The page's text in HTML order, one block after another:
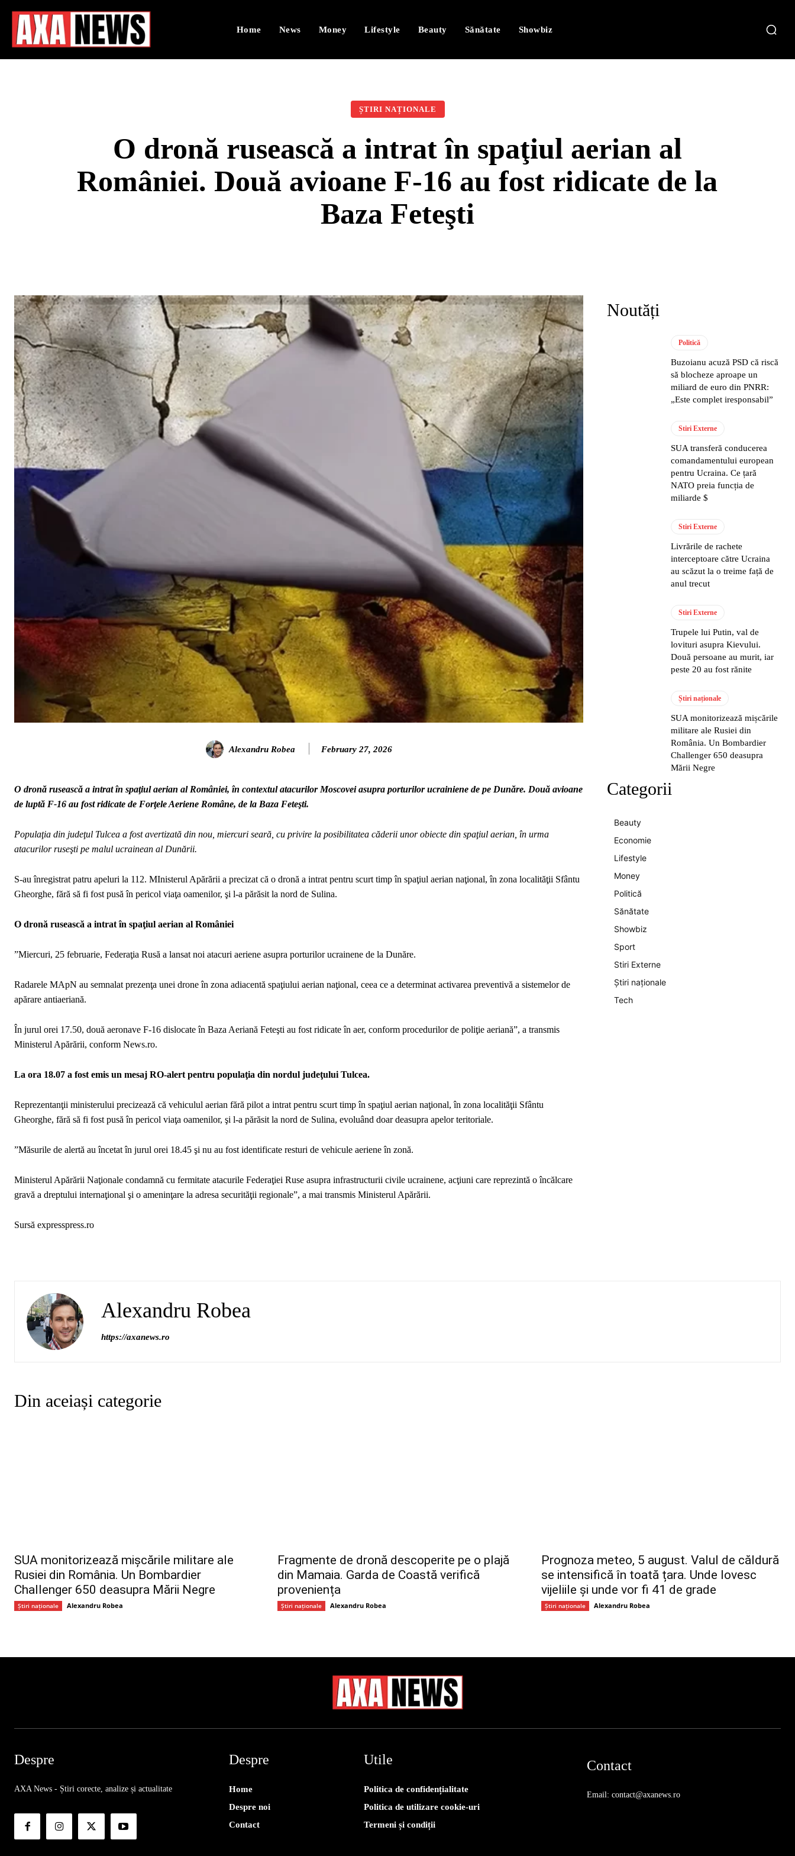
Home News Money Lifestyle Beauty Sănătate Showbiz
ȘTIRI NAȚIONALE
O dronă rusească a intrat în spaţiul aerian al
României. Două avioane F-16 au fost ridicate de la
Baza Feteşti
Alexandru Robea February 27, 2026
O dronă rusească a intrat în spaţiul aerian al României, în contextul atacurilor Moscovei asupra porturilor ucrainiene de pe Dunăre. Două avioane
de luptă F-16 au fost ridicate de Forţele Aeriene Române, de la Baza Feteşti.
Populaţia din judeţul Tulcea a fost avertizată din nou, miercuri seară, cu privire la posibilitatea căderii unor obiecte din spaţiul aerian, în urma
atacurilor ruseşti pe malul ucrainean al Dunării.
S-au înregistrat patru apeluri la 112. MInisterul Apărării a precizat că o dronă a intrat pentru scurt timp în spaţiul aerian naţional, în zona localităţii Sfântu
Gheorghe, fără să fi fost pusă în pericol viaţa oamenilor, şi l-a părăsit la nord de Sulina.
O dronă rusească a intrat în spaţiul aerian al României
”Miercuri, 25 februarie, Federaţia Rusă a lansat noi atacuri aeriene asupra porturilor ucrainene de la Dunăre.
Radarele MApN au semnalat prezenţa unei drone în zona adiacentă spaţiului aerian naţional, ceea ce a determinat activarea preventivă a sistemelor de
apărare antiaeriană.
În jurul orei 17.50, două aeronave F-16 dislocate în Baza Aeriană Feteşti au fost ridicate în aer, conform procedurilor de poliţie aeriană”, a transmis
Ministerul Apărării, conform News.ro.
La ora 18.07 a fost emis un mesaj RO-alert pentru populaţia din nordul judeţului Tulcea.
Reprezentanţii ministerului precizează că vehiculul aerian fără pilot a intrat pentru scurt timp în spaţiul aerian naţional, în zona localităţii Sfântu
Gheorghe, fără să fi fost pusă în pericol viaţa oamenilor, şi l-a părăsit la nord de Sulina, evoluând doar deasupra apelor teritoriale.
”Măsurile de alertă au încetat în jurul orei 18.45 şi nu au fost identificate resturi de vehicule aeriene în zonă.
Ministerul Apărării Naţionale condamnă cu fermitate atacurile Federaţiei Ruse asupra infrastructurii civile ucrainene, acţiuni care reprezintă o încălcare
gravă a dreptului internaţional şi o ameninţare la adresa securităţii regionale”, a mai transmis Ministerul Apărării.
Sursă expresspress.ro
Noutăți
Politică
Buzoianu acuză PSD că riscă
să blocheze aproape un
miliard de euro din PNRR:
„Este complet iresponsabil”
Stiri Externe
SUA transferă conducerea
comandamentului european
pentru Ucraina. Ce țară
NATO preia funcția de
miliarde $
Stiri Externe
Livrările de rachete
interceptoare către Ucraina
au scăzut la o treime față de
anul trecut
Stiri Externe
Trupele lui Putin, val de
lovituri asupra Kievului.
Două persoane au murit, iar
peste 20 au fost rănite
Știri naționale
SUA monitorizează mișcările
militare ale Rusiei din
România. Un Bombardier
Challenger 650 deasupra
Mării Negre
Categorii
Beauty
Economie
Lifestyle
Money
Politică
Sănătate
Showbiz
Sport
Stiri Externe
Știri naționale
Tech
Alexandru Robea
https://axanews.ro
Din aceiași categorie
SUA monitorizează mișcările militare ale
Rusiei din România. Un Bombardier
Challenger 650 deasupra Mării Negre
Știri naționale Alexandru Robea
Fragmente de dronă descoperite pe o plajă
din Mamaia. Garda de Coastă verifică
proveniența
Știri naționale Alexandru Robea
Prognoza meteo, 5 august. Valul de căldură
se intensifică în toată țara. Unde lovesc
vijeliile și unde vor fi 41 de grade
Știri naționale Alexandru Robea
Despre
AXA News - Știri corecte, analize și actualitate
Despre
Home
Despre noi
Contact
Utile
Politica de confidențialitate
Politica de utilizare cookie-uri
Termeni și condiții
Contact
Email: contact@axanews.ro